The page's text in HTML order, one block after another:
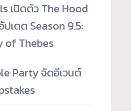
เปิดตัว The Hood
ปเดต Season 9.5:
of Thebes
Party จัดอีเวนต์